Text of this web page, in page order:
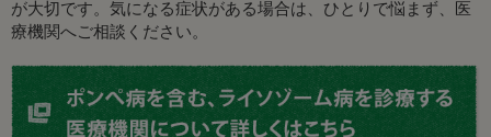
が大切です。気になる症状がある場合は、ひとりで悩まず、医
療機関へご相談ください。